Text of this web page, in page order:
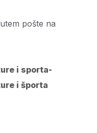
pošte na
i sporta-
i športa